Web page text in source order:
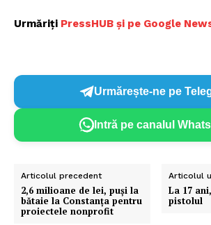
Urmăriți PressHUB și pe Google
Urmărește-ne pe
Intră pe canalul
Articolul precedent
2,6 milioane de lei, puși la
bătaie la Constanța pentru
proiectele nonprofit
Articolul
La 17
pistolul